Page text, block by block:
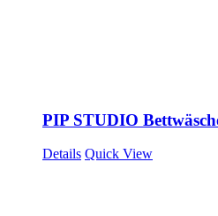
PIP STUDIO
Details Quick View